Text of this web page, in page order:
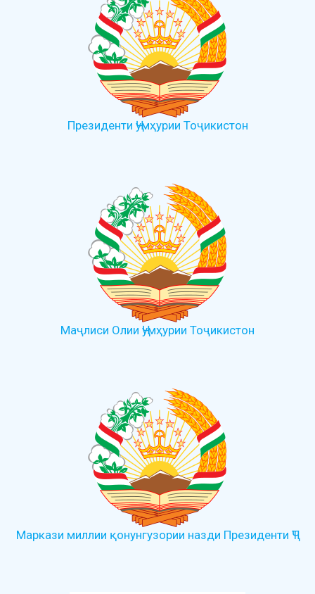
Президенти Ҷумҳурии Тоҷикистон
Маҷлиси Олии Ҷумҳурии Тоҷикистон
Маркази миллии қонунгузории назди Президенти ҶТ